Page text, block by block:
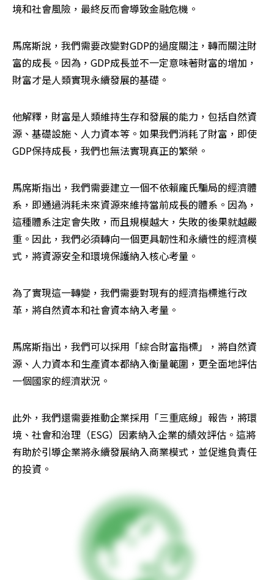
境和社會風險，最終反而會導致金融危機。
馬席斯說，我們需要改變對GDP的過度關注，轉而關注財
富的成長。因為，GDP成長並不一定意味著財富的增加，
財富才是人類實現永續發展的基礎。
他解釋，財富是人類維持生存和發展的能力，包括自然資
源、基礎設施、人力資本等。如果我們消耗了財富，即使
GDP保持成長，我們也無法實現真正的繁榮。
馬席斯指出，我們需要建立一個不依賴龐氏騙局的經濟體
系，即通過消耗未來資源來維持當前成長的體系。因為，
這種體系注定會失敗，而且規模越大，失敗的後果就越嚴
重。因此，我們必須轉向一個更具韌性和永續性的經濟模
式，將資源安全和環境保護納入核心考量。
為了實現這一轉變，我們需要對現有的經濟指標進行改
革，將自然資本和社會資本納入考量。
馬席斯指出，我們可以採用「綜合財富指標」，將自然資
源、人力資本和生產資本都納入衡量範圍，更全面地評估
一個國家的經濟狀況。
此外，我們還需要推動企業採用「三重底線」報告，將環
境、社會和治理（ESG）因素納入企業的績效評估。這將
有助於引導企業將永續發展納入商業模式，並促進負責任
的投資。